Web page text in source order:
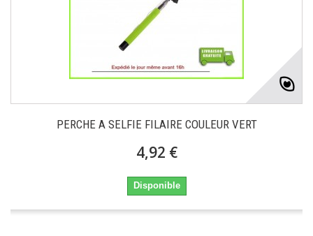
PERCHE A SELFIE FILAIRE COULEUR VERT
4,92 €
Disponible